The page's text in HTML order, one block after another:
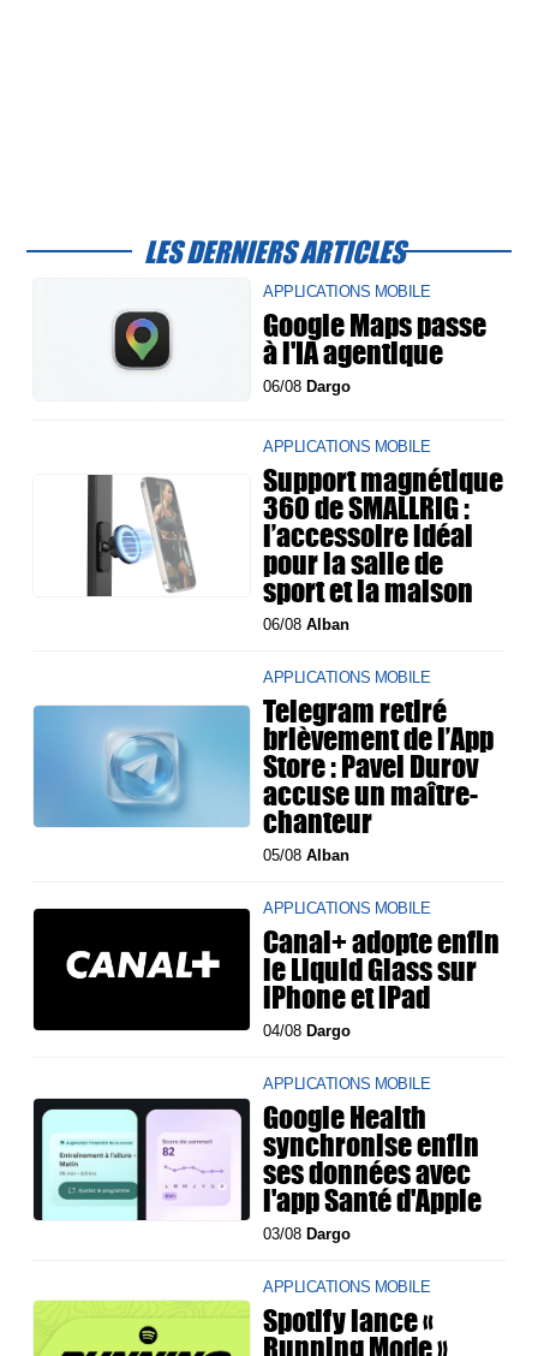
LES DERNIERS ARTICLES
APPLICATIONS MOBILE
Google Maps passe
à l'IA agentique
06/08 Dargo
APPLICATIONS MOBILE
Support magnétique
360 de SMALLRIG :
l’accessoire idéal
pour la salle de
sport et la maison
06/08Alban
APPLICATIONS MOBILE
Telegram retiré
brièvement de l’App
Store : Pavel Durov
accuse un maître-
chanteur
05/08Alban
APPLICATIONS MOBILE
Canal+ adopte enfin
le Liquid Glass sur
iPhone et iPad
04/08 Dargo
APPLICATIONS MOBILE
Google Health
synchronise enfin
ses données avec
l'app Santé d'Apple
03/08 Dargo
APPLICATIONS MOBILE
Spotify lance «